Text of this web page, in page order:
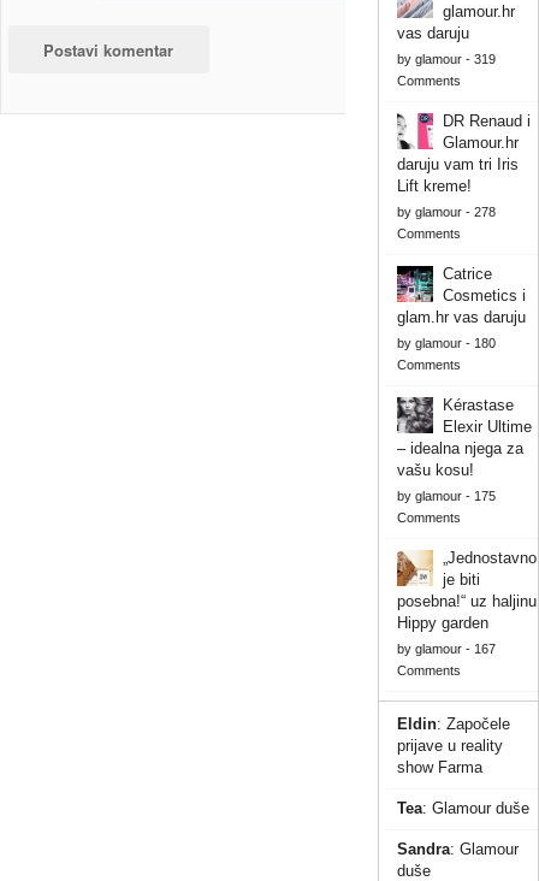
glamour.hr
vas daruju
by glamour- 319
Comments
DR Renaud i
Glamour.hr
daruju vam tri Iris
Lift kreme!
by glamour- 278
Comments
Catrice
Cosmetics i
glam.hr vas daruju
by glamour- 180
Comments
Kérastase
Elexir Ultime
– idealna njega za
vašu kosu!
by glamour- 175
Comments
„Jednostavno
je biti
posebna!“ uz haljinu
Hippy garden
by glamour- 167
Comments
Eldin: Započele
prijave u reality
show Farma
Tea: Glamour duše
Sandra: Glamour
duše